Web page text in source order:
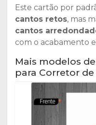
Este cartão por
cantos retos, mas
cantos
com o acabamento
Mais modelos
para Corretor